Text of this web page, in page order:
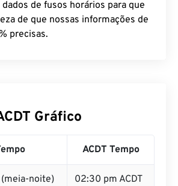
de fusos horários para que
de que nossas informações de
precisas.
Gráfico
ACDT Tempo
(meia-noite) 02:30 pm ACDT